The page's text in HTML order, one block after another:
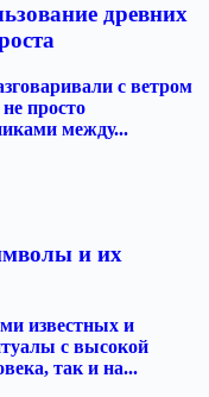
древних
с ветром
просто
между...
и их
известных и
с высокой
так и на...